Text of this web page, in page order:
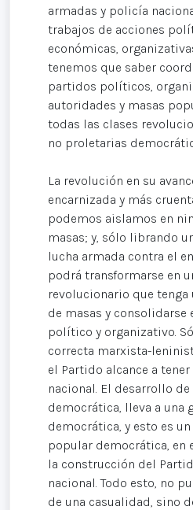
armadas y policía
trabajos de acciones
económicas,
tenemos que saber
partidos políticos,
autoridades y masas
todas las clases
no proletarias
La revolución en su
encarnizada y más
podemos aislamos en
masas; y, sólo librando
lucha armada contra el
podrá transformarse en
revolucionario que
de masas y consolidarse
político y organizativo.
correcta marxista-
el Partido alcance a
nacional. El desarrollo
democrática, lleva a una
democrática, y esto es
popular democrática, en
la construcción del
nacional. Todo esto, no
de una casualidad, sino